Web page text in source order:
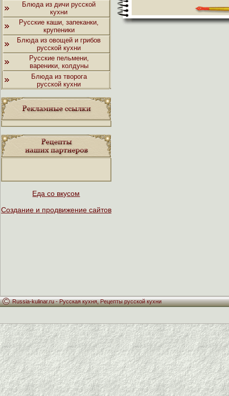
Блюда из дичи русской
кухни
Русские каши, запеканки,
крупеники
Блюда из овощей и грибов
русской кухни
Русские пельмени,
вареники, колдуны
Блюда из творога
русской кухни
Еда со вкусом
Создание и продвижение сайтов
Russia-kulinar.ru -Русская кухня,Рецепты русской кухни